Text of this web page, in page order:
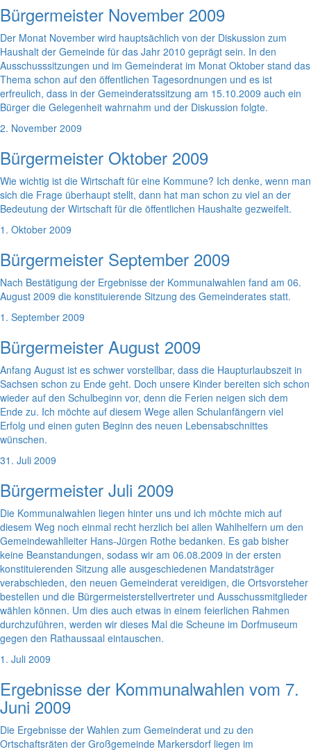
Bürgermeister November 2009
Der Monat November wird hauptsächlich von der Diskussion zum
Haushalt der Gemeinde für das Jahr 2010 geprägt sein. In den
Ausschusssitzungen und im Gemeinderat im Monat Oktober stand das
Thema schon auf den öffentlichen Tagesordnungen und es ist
erfreulich, dass in der Gemeinderatssitzung am 15.10.2009 auch ein
Bürger die Gelegenheit wahrnahm und der Diskussion folgte.
2. November 2009
Bürgermeister Oktober 2009
Wie wichtig ist die Wirtschaft für eine Kommune? Ich denke, wenn man
sich die Frage überhaupt stellt, dann hat man schon zu viel an der
Bedeutung der Wirtschaft für die öffentlichen Haushalte gezweifelt.
1. Oktober 2009
Bürgermeister September 2009
Nach Bestätigung der Ergebnisse der Kommunalwahlen fand am 06.
August 2009 die konstituierende Sitzung des Gemeinderates statt.
1. September 2009
Bürgermeister August 2009
Anfang August ist es schwer vorstellbar, dass die Haupturlaubszeit in
Sachsen schon zu Ende geht. Doch unsere Kinder bereiten sich schon
wieder auf den Schulbeginn vor, denn die Ferien neigen sich dem
Ende zu. Ich möchte auf diesem Wege allen Schulanfängern viel
Erfolg und einen guten Beginn des neuen Lebensabschnittes
wünschen.
31. Juli 2009
Bürgermeister Juli 2009
Die Kommunalwahlen liegen hinter uns und ich möchte mich auf
diesem Weg noch einmal recht herzlich bei allen Wahlhelfern um den
Gemeindewahlleiter Hans-Jürgen Rothe bedanken. Es gab bisher
keine Beanstandungen, sodass wir am 06.08.2009 in der ersten
konstituierenden Sitzung alle ausgeschiedenen Mandatsträger
verabschieden, den neuen Gemeinderat vereidigen, die Ortsvorsteher
bestellen und die Bürgermeisterstellvertreter und Ausschussmitglieder
wählen können. Um dies auch etwas in einem feierlichen Rahmen
durchzuführen, werden wir dieses Mal die Scheune im Dorfmuseum
gegen den Rathaussaal eintauschen.
1. Juli 2009
Ergebnisse der Kommunalwahlen vom 7.
Juni 2009
Die Ergebnisse der Wahlen zum Gemeinderat und zu den
Ortschaftsräten der Großgemeinde Markersdorf liegen im